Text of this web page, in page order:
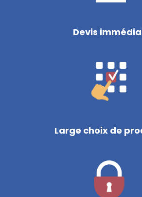
Devis
Large choix de